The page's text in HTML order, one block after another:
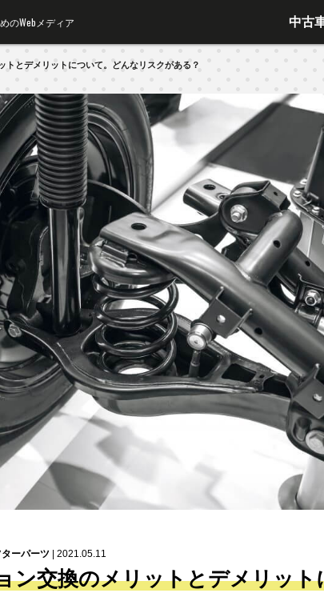
のWebメディア 中古
トとデメリットについて。どんなリスクがある？
ーパーツ | 2021.05.11
ン交換のメリットとデメリット